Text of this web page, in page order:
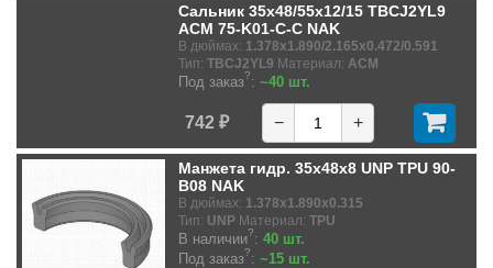
Сальник 35x48/55x12/15 TBCJ2YL9
ACM 75-K01-C-C NAK
В дюймах: 1.378x1.890/2.165x0.472/0.591
Тип: TBCJ2YL9 Материал: ACM
Под заказ?: ~40 шт.
742 ₽ − +
Манжета гидр. 35x48x8 UNP TPU 90-
B08 NAK
В дюймах: 1.378x1.890x0.315
Тип: UNP Материал: TPU
В наличии?: 40 шт.
Под заказ?: ~15 шт.